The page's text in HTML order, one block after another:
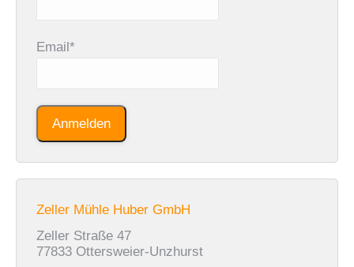
Email*
Zeller Mühle Huber GmbH
Zeller Straße 47
77833 Ottersweier-Unzhurst